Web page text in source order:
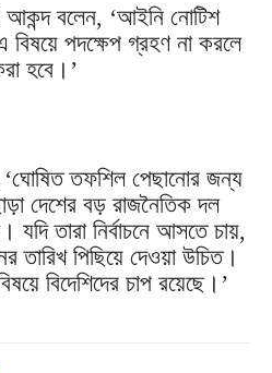
বলেন, ‘আইনি নোটিশ
বিষয়ে পদক্ষেপ গ্রহণ না করলে
হবে।’
তফশিল পেছানোর জন্য
দেশের বড় রাজনৈতিক দল
যদি তারা নির্বাচনে আসতে চায়,
তারিখ পিছিয়ে দেওয়া উচিত।
বিদেশিদের চাপ রয়েছে।’